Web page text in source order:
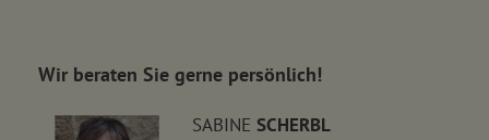
Wir beraten Sie gerne persönlich!
SABINE SCHERBL